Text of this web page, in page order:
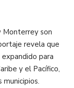
Monterrey son
revela que
para
y el Pacífico,
municipios.